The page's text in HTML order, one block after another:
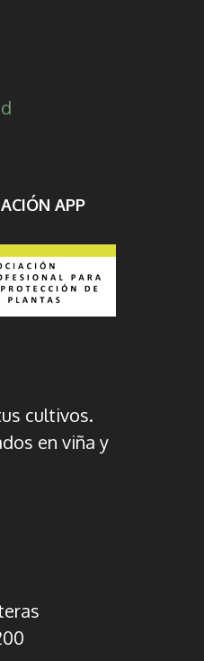
APP
cultivos.
en viña y